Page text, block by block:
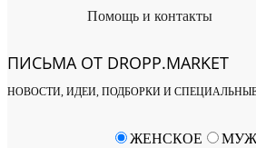
Помощь и контакты
ПИСЬМА ОТ DROPP.MARKET
НОВОСТИ, ИДЕИ, ПОДБОРКИ И
ЖЕНСКОЕ